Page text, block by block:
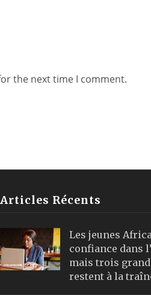
the next time I comment.
Articles Récents
Les jeunes
confiance dans
mais trois
restent à la